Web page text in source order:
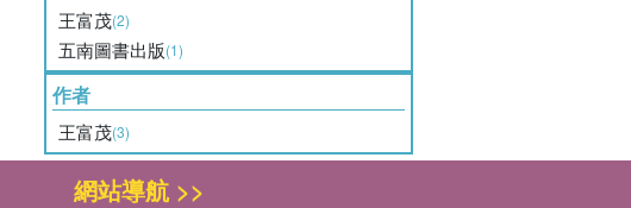
王富茂(2)
五南圖書出版(1)
作者
王富茂(3)
網站導航 >>